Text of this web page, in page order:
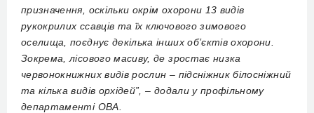
призначення, оскільки окрім охорони 13 видів
рукокрилих ссавців та їх ключового зимового
оселища, поєднує декілька інших об’єктів охорони.
Зокрема, лісового масиву, де зростає низка
червонокнижних видів рослин – підсніжник білосніжний
та кілька видів орхідей”, – додали у профільному
департаменті ОВА.